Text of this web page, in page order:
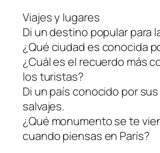
Viajes y lugares
Di un destino popular para
¿Qué ciudad es conocida
¿Cuál es el recuerdo más
los turistas?
Di un país conocido por
salvajes.
¿Qué monumento se te
cuando piensas en París?